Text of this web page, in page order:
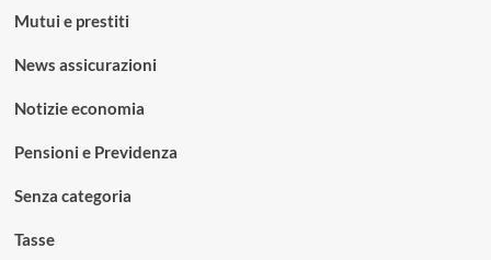
Mutui e prestiti
News assicurazioni
Notizie economia
Pensioni e Previdenza
Senza categoria
Tasse